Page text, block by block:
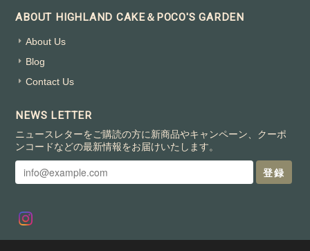
ABOUT HIGHLAND CAKE＆POCO'S GARDEN
About Us
Blog
Contact Us
NEWS LETTER
ニュースレターをご購読の方に新商品やキャンペーン、クーポ
ンコードなどの最新情報をお届けいたします。
登録